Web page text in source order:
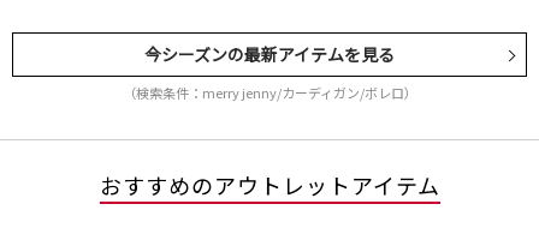
今シーズンの最新アイテムを見る
（検索条件：merry jenny/カーディガン/ボレロ）
おすすめのアウトレットアイテム